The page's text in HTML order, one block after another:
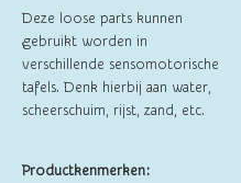
Deze loose parts kunnen
gebruikt worden in
verschillende sensomotorische
tafels. Denk hierbij aan water,
scheerschuim, rijst, zand, etc.
Productkenmerken: